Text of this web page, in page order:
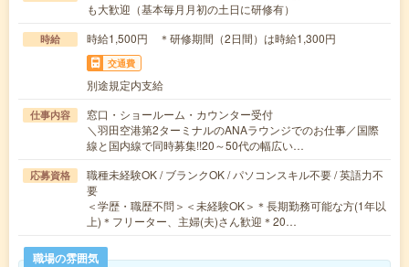
も大歓迎（基本毎月月初の土日に研修有）
時給 時給1,500円 ＊研修期間（2日間）は時給1,300円
交通費
別途規定内支給
仕事内容
窓口・ショールーム・カウンター受付
＼羽田空港第2ターミナルのANAラウンジでのお仕事／国際
線と国内線で同時募集!!20～50代の幅広い…
応募資格
職種未経験OK / ブランクOK / パソコンスキル不要 / 英語力不
要
＜学歴・職歴不問＞＜未経験OK＞＊長期勤務可能な方(1年以
上)＊フリーター、主婦(夫)さん歓迎＊20…
職場の雰囲気